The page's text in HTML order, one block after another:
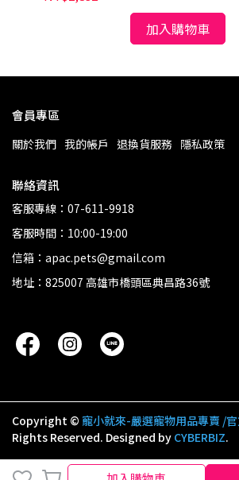
加入購物車
會員專區
關於我們 我的帳戶 退換貨服務 隱私政策
聯絡資訊
客服專線：07-611-9918
客服時間：10:00-19:00
信箱：apac.pets@gmail.com
地址：825007 高雄市橋頭區典昌路36號
Copyright © 寵小就來-嚴選寵物用品專賣 /
Rights Reserved. Designed by CYBERBIZ.